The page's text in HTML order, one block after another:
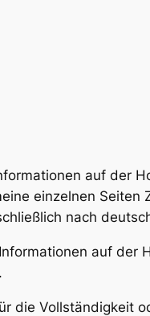
auf der
einzelnen
nach
auf der
die Vollständigkeit